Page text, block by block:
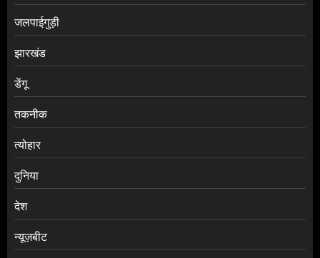
जलपाईगुड़ी
झारखंड
डेंगू
तकनीक
त्योहार
दुनिया
देश
न्यूज़बीट